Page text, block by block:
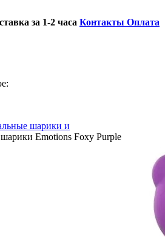
за 1-2 часа Контакты Оплата
шарики и
Emotions Foxy Purple